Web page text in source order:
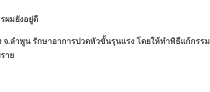
ผมยังอยู่ดี
ำพูน รักษาอาการปวดหัวขั้นรุนแรง โดยให้ทำพิธีแก้กรรม
าย